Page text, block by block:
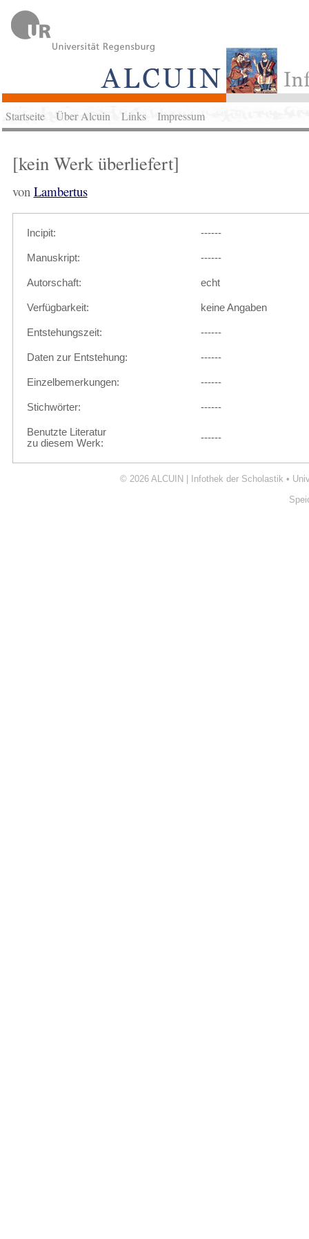
Startseite Über Alcuin Links Impressum
[kein Werk überliefert]
von Lambertus
Incipit: ------
Manuskript: ------
Autorschaft: echt
Verfügbarkeit: keine Angaben
Entstehungszeit: ------
Daten zur Entstehung: ------
Einzelbemerkungen: ------
Stichwörter: ------
Benutzte Literatur
zu diesem Werk:
------
© 2026 ALCUIN | Infothek der Scholastik •